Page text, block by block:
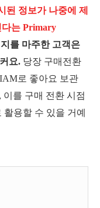
된 정보가 나중에 제
는 Primary
를 마주한 고객은
요. 당장 구매전환
로 좋아요 보관
이를 구매 전환 시점
용할 수 있을 거예